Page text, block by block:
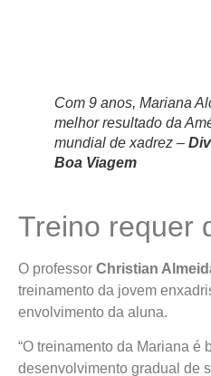
Com 9 anos, Mariana
melhor resultado da
mundial de xadrez –
Boa Viagem
Treino requer
O professor Christian
treinamento da jovem
envolvimento da aluna.
“O treinamento da Mariana é
desenvolvimento gradual de